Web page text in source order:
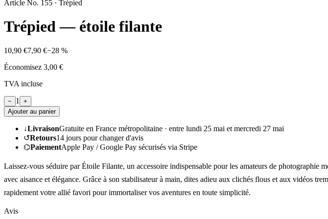
Article No. 155 · Trépied
Trépied — étoile filante
10,90 €7,90 €−28 %
Économisez 3,00 €
TVA incluse
− 1
+
Ajouter au panier
↓LivraisonGratuite en France métropolitaine · entre lundi 25 mai et mercredi 27 mai
↺Retours14 jours pour changer d'avis
⌬PaiementApple Pay / Google Pay sécurisés via Stripe
Laissez-vous séduire par Étoile Filante, un accessoire indispensable pour les amateurs de
avec aisance et élégance. Grâce à son stabilisateur à main, dites adieu aux clichés flous et aux vidéos
rapidement votre allié favori pour immortaliser vos aventures en toute simplicité.
Avis